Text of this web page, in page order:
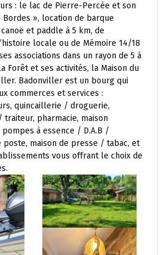
: le lac de Pierre-Percée et son
», location de barque
et paddle à 5 km, de
locale ou de Mémoire 14/18
associations dans un rayon de 5 à
Forêt et ses activités, la Maison du
Badonviller est un bourg qui
commerces et services :
quincaillerie / droguerie,
pharmacie, maison
à essence / D.A.B /
poste, maison de presse / tabac, et
vous offrant le choix de